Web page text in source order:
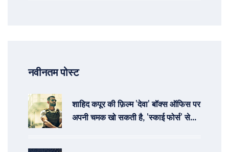
नवीनतम पोस्ट
शाहिद कपूर की फ़िल्म 'देवा' बॉक्स ऑफिस पर
अपनी चमक खो सकती है, 'स्काई फोर्स' से